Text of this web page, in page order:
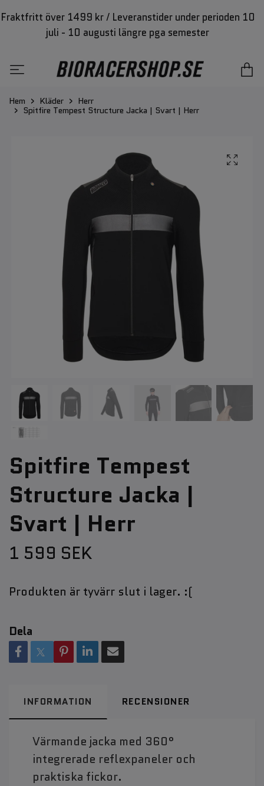
Fraktfritt över 1499 kr / Leveranstider under perioden 10
juli - 10 augusti längre pga semester
Hem Kläder
Herr
Spitfire Tempest Structure Jacka | Svart | Herr
Spitfire Tempest
Structure Jacka |
Svart | Herr
1 599 SEK
Produkten är tyvärr slut i lager. :(
Dela
INFORMATION RECENSIONER
Värmande jacka med 360°
integrerade reflexpaneler och
praktiska fickor.